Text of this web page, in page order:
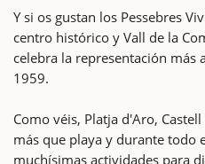
Y si os gustan los Pessebres
centro histórico y Vall de la
celebra la representación más
1959.
Como véis, Platja d'Aro,
más que playa y durante todo
muchísimas actividades para